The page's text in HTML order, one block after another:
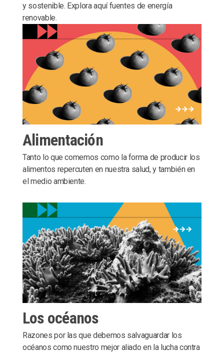
y sostenible. Explora aquí fuentes de energía
renovable.
Alimentación
Tanto lo que comemos como la forma de producir los
alimentos repercuten en nuestra salud, y también en
el medio ambiente.
Los océanos
Razones por las que debemos salvaguardar los
océanos como nuestro mejor aliado en la lucha contra